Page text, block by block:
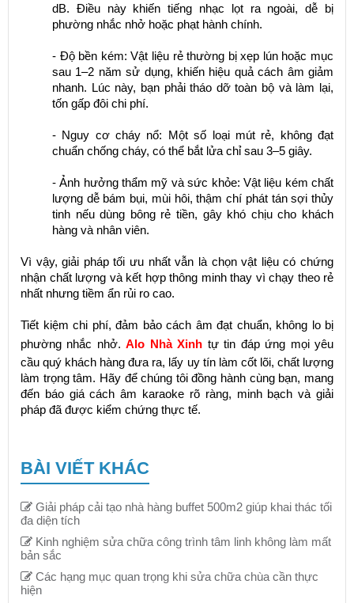
dB. Điều này khiến tiếng nhạc lọt ra ngoài, dễ bị
phường nhắc nhở hoặc phạt hành chính.
- Độ bền kém: Vật liệu rẻ thường bị xẹp lún hoặc mục
sau 1–2 năm sử dụng, khiến hiệu quả cách âm giảm
nhanh. Lúc này, bạn phải tháo dỡ toàn bộ và làm lại,
tốn gấp đôi chi phí.
- Nguy cơ cháy nổ: Một số loại mút rẻ, không đạt
chuẩn chống cháy, có thể bắt lửa chỉ sau 3–5 giây.
- Ảnh hưởng thẩm mỹ và sức khỏe: Vật liệu kém chất
lượng dễ bám bụi, mùi hôi, thậm chí phát tán sợi thủy
tinh nếu dùng bông rẻ tiền, gây khó chịu cho khách
hàng và nhân viên.
Vì vậy, giải pháp tối ưu nhất vẫn là chọn vật liệu có chứng
nhận chất lượng và kết hợp thông minh thay vì chạy theo rẻ
nhất nhưng tiềm ẩn rủi ro cao.
Tiết kiệm chi phí, đảm bảo cách âm đạt chuẩn, không lo bị
phường nhắc nhở.Alo Nhà Xinh tự tin đáp ứng mọi yêu
cầu quý khách hàng đưa ra, lấy uy tín làm cốt lõi, chất lượng
làm trọng tâm. Hãy để chúng tôi đồng hành cùng bạn, mang
đến báo giá cách âm karaoke rõ ràng, minh bạch và giải
pháp đã được kiểm chứng thực tế.
BÀI VIẾT KHÁC
Giải pháp cải tạo nhà hàng buffet 500m2 giúp khai thác tối
đa diện tích
Kinh nghiệm sửa chữa công trình tâm linh không làm mất
bản sắc
Các hạng mục quan trọng khi sửa chữa chùa cần thực
hiện